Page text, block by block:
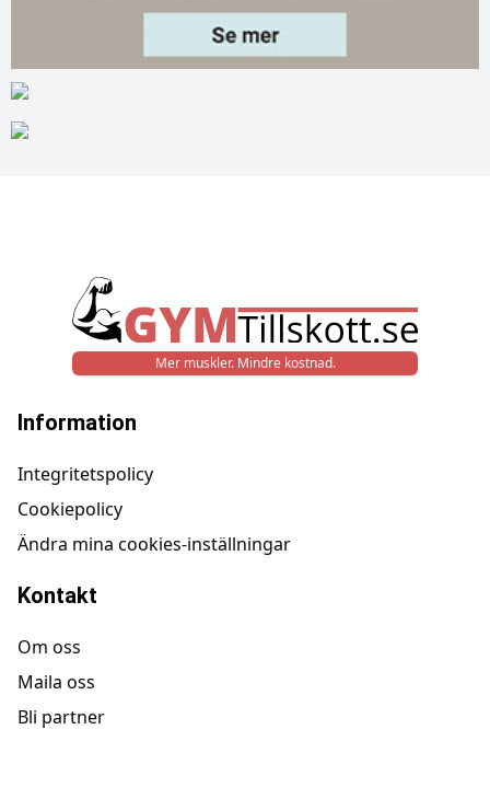
Mer muskler. Mindre kostnad.
Information
Integritetspolicy
Cookiepolicy
Ändra mina cookies-inställningar
Kontakt
Om oss
Maila oss
Bli partner